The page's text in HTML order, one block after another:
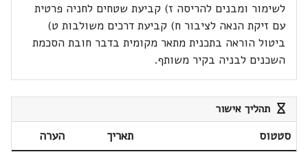
לשימור ומבנים להריסה ז) קביעת שטחים לחניה פרטית
עם זיקת הנאה לציבור ח) קביעת דרכים משולבות ט)
ביטול הוראה בתכנית מתאר מקומית בדבר חובת הסכמת
השכנים לבניה בקיר משותף.
תהליך אישור
סטטוס תאריך
הערה